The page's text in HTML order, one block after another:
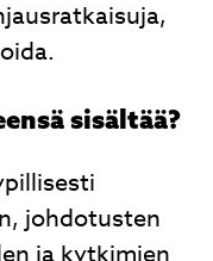
sisältää?
johdotusten